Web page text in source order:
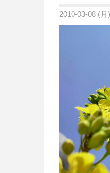
2010-03-08 (月)